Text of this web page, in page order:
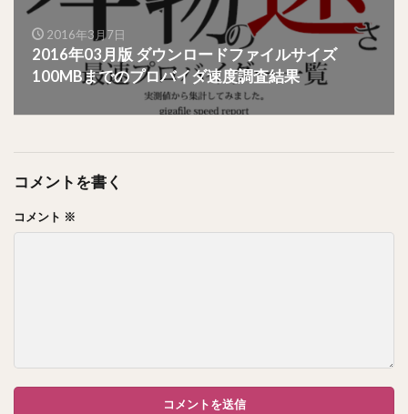
2016年3月7日
2016年03月版 ダウンロードファイルサイズ
100MBまでのプロバイダ速度調査結果
コメントを書く
コメント ※